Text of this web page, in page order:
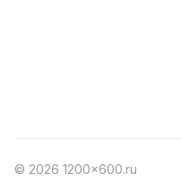
© 2026 1200x600.ru